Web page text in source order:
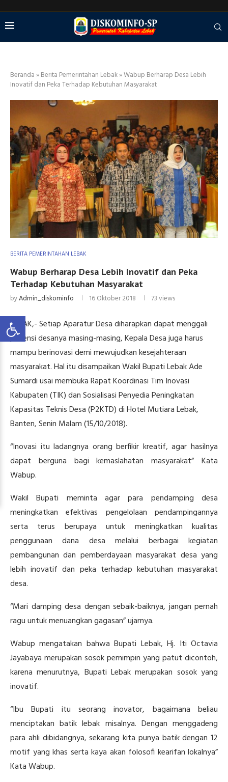
Beranda»Berita Pemerintahan Lebak»Wabup Berharap Desa Lebih
Inovatif dan Peka Terhadap Kebutuhan Masyarakat
BERITA PEMERINTAHAN LEBAK
Wabup Berharap Desa Lebih Inovatif dan Peka
Terhadap Kebutuhan Masyarakat
byAdmin_diskominfo 16 Oktober 2018 73views
LEBAK,- Setiap Aparatur Desa diharapkan dapat menggali
potensi desanya masing-masing, Kepala Desa juga harus
mampu berinovasi demi mewujudkan kesejahteraan
masyarakat. Hal itu disampaikan Wakil Bupati Lebak Ade
Sumardi usai membuka Rapat Koordinasi Tim Inovasi
Kabupaten (TIK) dan Sosialisasi Penyedia Peningkatan
Kapasitas Teknis Desa (P2KTD) di Hotel Mutiara Lebak,
Banten, Senin Malam (15/10/2018).
“Inovasi itu ladangnya orang berfikir kreatif, agar hasilnya
dapat berguna bagi kemaslahatan masyarakat” Kata
Wabup.
Wakil Bupati meminta agar para pendamping desa
meningkatkan efektivas pengelolaan pendampingannya
serta terus berupaya untuk meningkatkan kualitas
penggunaan dana desa melalui berbagai kegiatan
pembangunan dan pemberdayaan masyarakat desa yang
lebih inovatif dan peka terhadap kebutuhan masyarakat
desa.
“Mari damping desa dengan sebaik-baiknya, jangan pernah
ragu untuk menuangkan gagasan” ujarnya.
Wabup mengatakan bahwa Bupati Lebak, Hj. Iti Octavia
Jayabaya merupakan sosok pemimpin yang patut dicontoh,
karena menurutnya, Bupati Lebak merupakan sosok yang
inovatif.
“Ibu Bupati itu seorang inovator, bagaimana beliau
menciptakan batik lebak misalnya. Dengan menggadeng
para ahli dibidangnya, sekarang kita punya batik dengan 12
motif yang khas serta kaya akan folosofi kearifan lokalnya”
Kata Wabup.